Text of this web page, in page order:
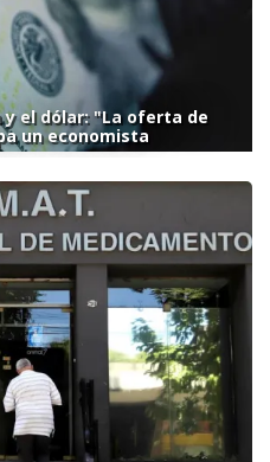
y el dólar: "La oferta de
un economista